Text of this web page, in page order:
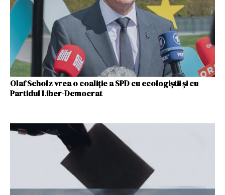
Olaf Scholz vrea o coaliţie a SPD cu ecologiştii şi cu
Partidul Liber-Democrat